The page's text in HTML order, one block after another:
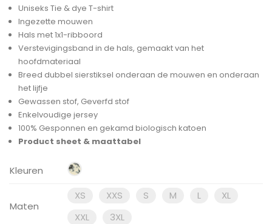
Uniseks Tie & dye T-shirt
Ingezette mouwen
Hals met 1x1-ribboord
Verstevigingsband in de hals, gemaakt van het
hoofdmateriaal
Breed dubbel sierstiksel onderaan de mouwen en onderaan
het lijfje
Gewassen stof, Geverfd stof
Enkelvoudige jersey
100% Gesponnen en gekamd biologisch katoen
Product sheet & maattabel
Kleuren
Maten
XS XXS S M L
XL
XXL
3XL